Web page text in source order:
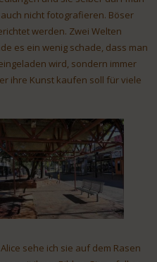
nicht fotografieren. Böser
werden. Zwei Welten
es ein wenig schade, dass man
wird, sondern immer
ihre Kunst kaufen soll für viele
sehe ich sie auf dem Rasen